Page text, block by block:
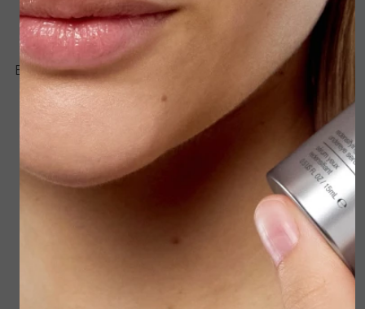
Biolumin C eye serum
Bekijken
Biolumin-C Heat Aging
Protector SPF50
€ 95,00
Bekijken